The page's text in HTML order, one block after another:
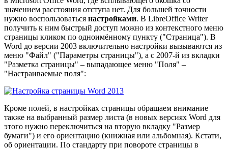
значением расстояния отступа нет. Для большей точности
нужно воспользоваться настройками. В LibreOffice Writer
получить к ним быстрый доступ можно из контекстного меню
страницы кликом по одноимённому пункту ("Страница"). В
Word до версии 2003 включительно настройки вызываются из
меню "Файл" ("Параметры страницы"), а с 2007-й из вкладки
"Разметка страницы" – выпадающее меню "Поля" –
"Настраиваемые поля":
Кроме полей, в настройках страницы обращаем внимание
также на выбранный размер листа (в новых версиях Word для
этого нужно переключиться на вторую вкладку "Размер
бумаги") и его ориентацию (книжная или альбомная). Кстати,
об ориентации. По стандарту при повороте страницы в